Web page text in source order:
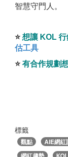
智慧守門人。
⭐️想讓 KOL 行
估工具
⭐️有合作規劃
標籤
觀點 AIE網紅